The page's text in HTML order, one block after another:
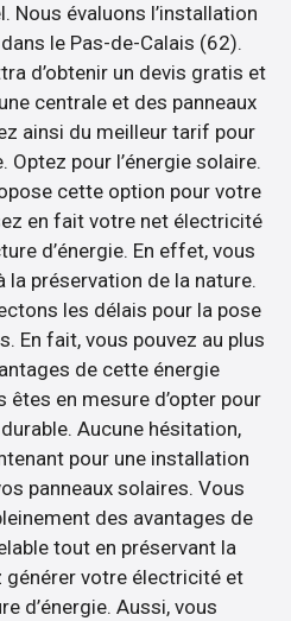
Nous évaluons l’installation
le Pas-de-Calais (62).
d’obtenir un devis gratis et
centrale et des panneaux
ainsi du meilleur tarif pour
pour l’énergie solaire.
cette option pour votre
en fait votre net électricité
d’énergie. En effet, vous
préservation de la nature.
les délais pour la pose
En fait, vous pouvez au plus
de cette énergie
êtes en mesure d’opter pour
Aucune hésitation,
pour une installation
panneaux solaires. Vous
des avantages de
tout en préservant la
générer votre électricité et
d’énergie. Aussi, vous